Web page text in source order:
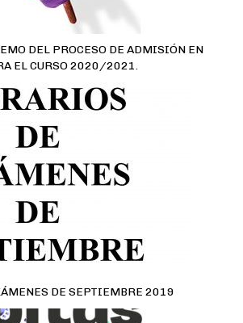
DEL PROCESO DE ADMISIÓN EN
EL CURSO 2020/2021.
DE SEPTIEMBRE 2019